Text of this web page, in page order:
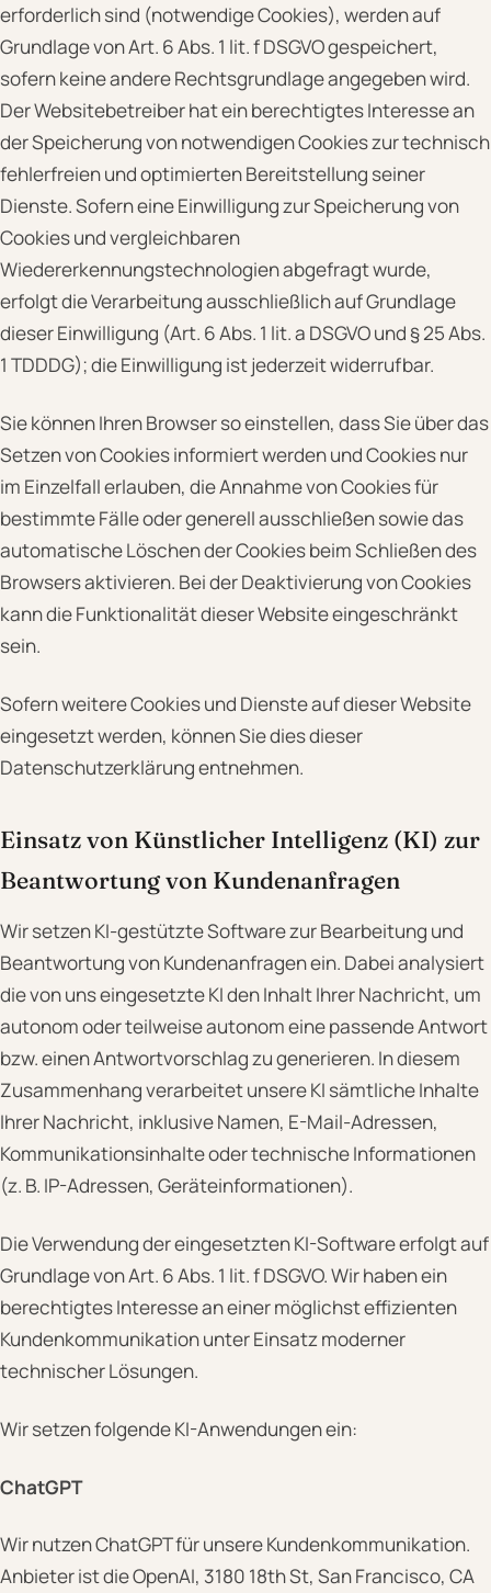
erforderlich sind (notwendige Cookies), werden auf
Grundlage von Art. 6 Abs. 1 lit. f DSGVO gespeichert,
sofern keine andere Rechtsgrundlage angegeben wird.
Der Websitebetreiber hat ein berechtigtes Interesse an
der Speicherung von notwendigen Cookies zur technisch
fehlerfreien und optimierten Bereitstellung seiner
Dienste. Sofern eine Einwilligung zur Speicherung von
Cookies und vergleichbaren
Wiedererkennungstechnologien abgefragt wurde,
erfolgt die Verarbeitung ausschließlich auf Grundlage
dieser Einwilligung (Art. 6 Abs. 1 lit. a DSGVO und § 25 Abs.
1 TDDDG); die Einwilligung ist jederzeit widerrufbar.
Sie können Ihren Browser so einstellen, dass Sie über das
Setzen von Cookies informiert werden und Cookies nur
im Einzelfall erlauben, die Annahme von Cookies für
bestimmte Fälle oder generell ausschließen sowie das
automatische Löschen der Cookies beim Schließen des
Browsers aktivieren. Bei der Deaktivierung von Cookies
kann die Funktionalität dieser Website eingeschränkt
sein.
Sofern weitere Cookies und Dienste auf dieser Website
eingesetzt werden, können Sie dies dieser
Datenschutzerklärung entnehmen.
Einsatz von Künstlicher Intelligenz (KI) zur
Beantwortung von Kundenanfragen
Wir setzen KI-gestützte Software zur Bearbeitung und
Beantwortung von Kundenanfragen ein. Dabei analysiert
die von uns eingesetzte KI den Inhalt Ihrer Nachricht, um
autonom oder teilweise autonom eine passende Antwort
bzw. einen Antwortvorschlag zu generieren. In diesem
Zusammenhang verarbeitet unsere KI sämtliche Inhalte
Ihrer Nachricht, inklusive Namen, E-Mail-Adressen,
Kommunikationsinhalte oder technische Informationen
(z. B. IP-Adressen, Geräteinformationen).
Die Verwendung der eingesetzten KI-Software erfolgt auf
Grundlage von Art. 6 Abs. 1 lit. f DSGVO. Wir haben ein
berechtigtes Interesse an einer möglichst effizienten
Kundenkommunikation unter Einsatz moderner
technischer Lösungen.
Wir setzen folgende KI-Anwendungen ein:
ChatGPT
Wir nutzen ChatGPT für unsere Kundenkommunikation.
Anbieter ist die OpenAI, 3180 18th St, San Francisco, CA